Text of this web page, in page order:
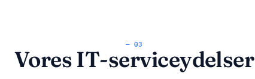
— 03
Vores IT-serviceydelser